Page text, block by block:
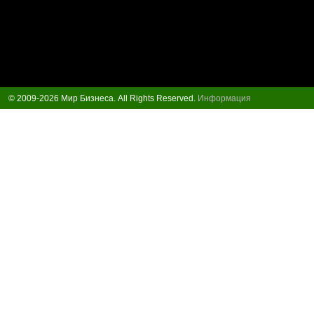
© 2009-2026 Мир Бизнеса. All Rights Reserved. Информация